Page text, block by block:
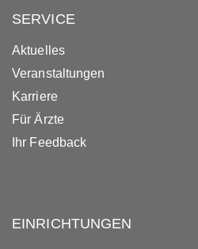
SERVICE
Aktuelles
Veranstaltungen
Karriere
Für Ärzte
Ihr Feedback
EINRICHTUNGEN